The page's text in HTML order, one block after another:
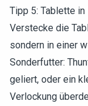
Tipp 5: Tablette
Verstecke die
sondern in einer
Sonderfutter:
geliert, oder ein
Verlockung